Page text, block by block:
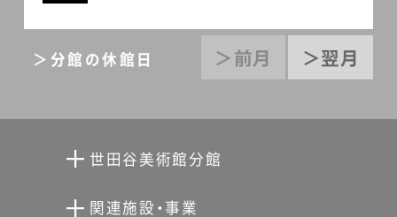
ーマは「アートにエールを！」。
美術鑑賞教室や出張授業など
全員で、今一度美術鑑賞の楽
しさを共に分かち合える場を
の面白さを伝える」スペシャ
＞前月 ＞翌月
＞分館の休館日
世田谷美術館分館
向井潤吉アトリエ館
関連施設・事業